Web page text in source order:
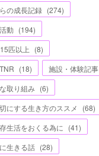
の成長記録 (274)
動 (194)
匹以上 (8)
(18) 施設・体験記事
取り組み (6)
にする生き方のススメ
(68)
生活をおくる為に (41)
生きる話 (28)